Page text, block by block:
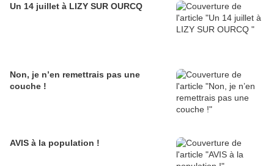
Un 14 juillet à LIZY SUR OURCQ
Non, je n’en remettrais pas une
couche !
AVIS à la population !